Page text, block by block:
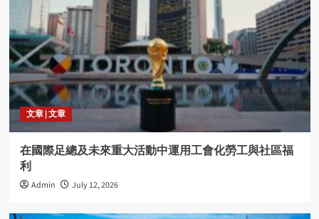
文章 | 文章
在國際足總及未來重大活動中運用工會化勞工與社區福
利
Admin July 12, 2026